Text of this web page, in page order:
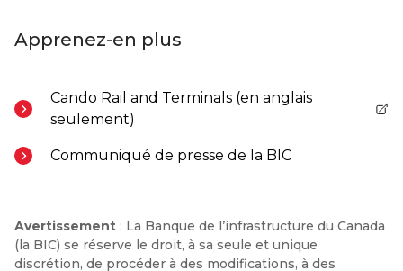
Apprenez-en plus
Cando Rail and Terminals (en anglais
seulement)
- Ouvre dans un nouvel onglet
Communiqué de presse de la BIC
Avertissement : La Banque de l’infrastructure du Canada
(la BIC) se réserve le droit, à sa seule et unique
discrétion, de procéder à des modifications, à des